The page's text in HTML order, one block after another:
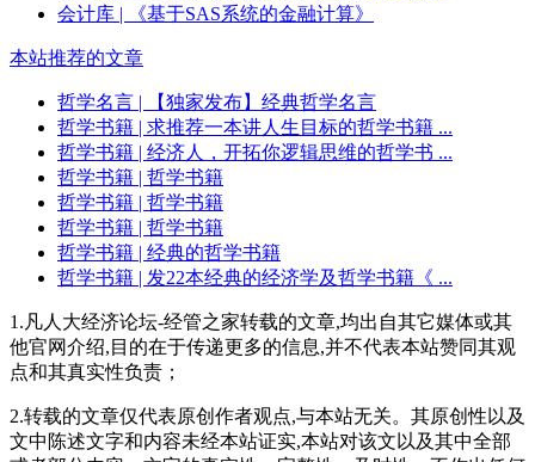
会计库 | 《基于SAS系统的金融计算》
本站推荐的文章
哲学名言 | 【独家发布】经典哲学名言
哲学书籍 | 求推荐一本讲人生目标的哲学书籍 ...
哲学书籍 | 经济人，开拓你逻辑思维的哲学书 ...
哲学书籍 | 哲学书籍
哲学书籍 | 哲学书籍
哲学书籍 | 哲学书籍
哲学书籍 | 经典的哲学书籍
哲学书籍 | 发22本经典的经济学及哲学书籍《 ...
1.凡人大经济论坛-经管之家转载的文章,均出自其它媒体或其
他官网介绍,目的在于传递更多的信息,并不代表本站赞同其观
点和其真实性负责；
2.转载的文章仅代表原创作者观点,与本站无关。其原创性以及
文中陈述文字和内容未经本站证实,本站对该文以及其中全部